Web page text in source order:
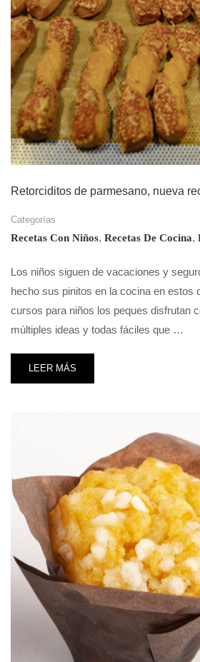
Retorciditos de parmesano, nueva
Categorías
Recetas Con Niños, Recetas De Cocina,
Los niños siguen de vacaciones y
hecho sus pinitos en la cocina en estos
cursos para niños los peques disfrutan
múltiples ideas y todas fáciles que …
LEER MÁS